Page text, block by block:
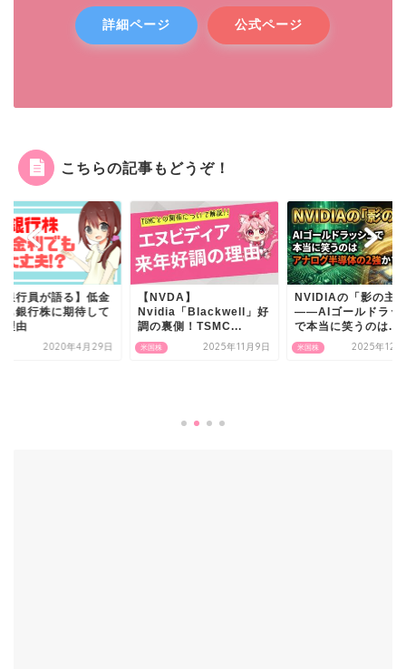
詳細ページ 公式ページ
こちらの記事もどうぞ！
銀行員が語る】低金
も銀行株に期待して
理由
2020年4月29日 米国株
【NVDA】
Nvidia「Blackwell」好
調の裏側！TSMC...
2025年11月9日 米国株
NVIDIAの「影の主
——AIゴールドラッ
で本当に笑うのは...
2025年12